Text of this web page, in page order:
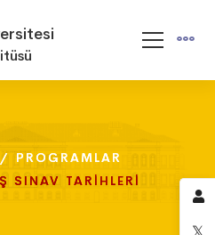
PROGRAMLAR
SINAV TARIHLERI
PROGRAMLAR
SINAV TARIHLERI
PROGRAMLAR
SINAV TARIHLERI